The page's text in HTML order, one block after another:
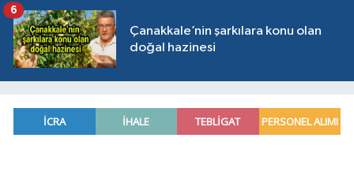
Çanakkale’nin şarkılara konu olan
doğal hazinesi
6